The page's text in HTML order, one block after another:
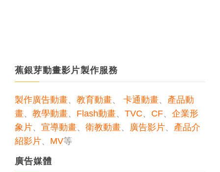
蕉銀芽動畫影片製作服務
製作廣告動畫、 教育動畫、 卡通動畫、 產品動
畫、 教學動畫、 Flash動畫、 TVC、 CF、 企業形
象片、 宣導動畫、 衛教動畫、 廣告影片、 產品介
紹影片、 MV等
廣告媒體